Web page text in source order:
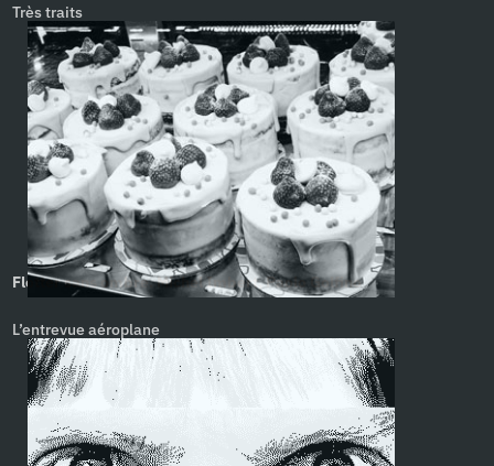
Très traits
Flotter sans ombre. Michel Imbert, Paolo Golfino
L’entrevue aéroplane